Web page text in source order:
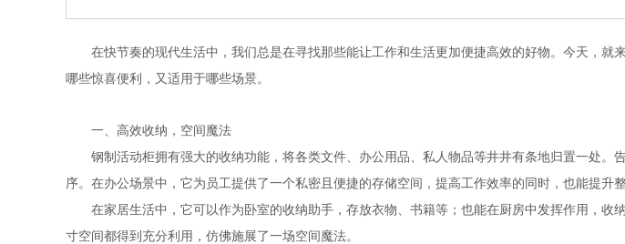
在快节奏的现代生活中，我们总是在寻找那些能让工作和生活更加便捷高效的好物。今天，就
哪些惊喜便利，又适用于哪些场景。
一、高效收纳，空间魔法
钢制活动柜拥有强大的收纳功能，将各类文件、办公用品、私人物品等井井有条地归置一处。
序。在办公场景中，它为员工提供了一个私密且便捷的存储空间，提高工作效率的同时，也能提升整
在家居生活中，它可以作为卧室的收纳助手，存放衣物、书籍等；也能在厨房中发挥作用，收
寸空间都得到充分利用，仿佛施展了一场空间魔法。